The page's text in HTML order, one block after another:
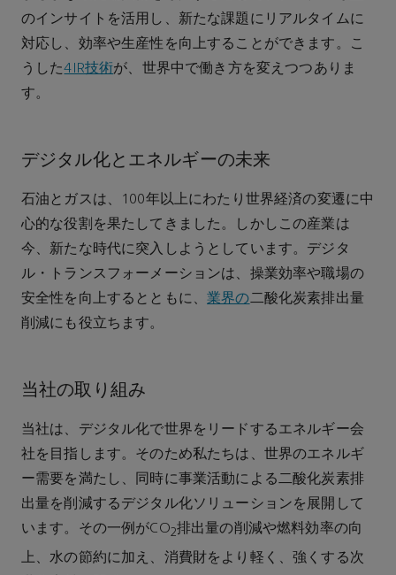
のインサイトを活用し、新たな課題にリアルタイムに
対応し、効率や生産性を向上することができます。こ
うした4IR技術が、世界中で働き方を変えつつありま
す。
デジタル化とエネルギーの未来
石油とガスは、100年以上にわたり世界経済の変遷に中
心的な役割を果たしてきました。しかしこの産業は
今、新たな時代に突入しようとしています。デジタ
ル・トランスフォーメーションは、操業効率や職場の
安全性を向上するとともに、業界の二酸化炭素排出量
削減にも役立ちます。
当社の取り組み
当社は、デジタル化で世界をリードするエネルギー会
社を目指します。そのため私たちは、世界のエネルギ
ー需要を満たし、同時に事業活動による二酸化炭素排
出量を削減するデジタル化ソリューションを展開して
います。その一例がCO2排出量の削減や燃料効率の向
上、水の節約に加え、消費財をより軽く、強くする次